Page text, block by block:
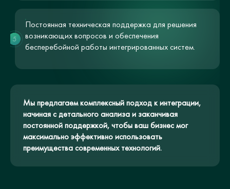
Постоянная техническая поддержка для решения
возникающих вопросов и обеспечения
бесперебойной работы интегрированных систем.
5
Мы предлагаем комплексный подход к интеграции,
начиная с детального анализа и заканчивая
постоянной поддержкой, чтобы ваш бизнес мог
максимально эффективно использовать
преимущества современных технологий.